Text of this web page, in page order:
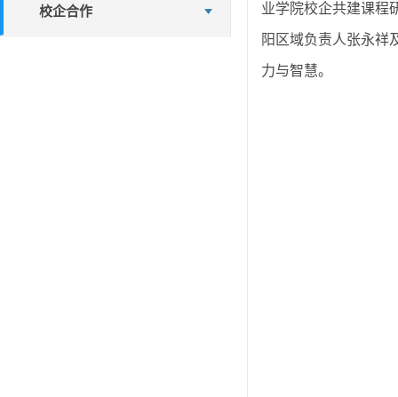
校企合作 业学院校企共建课程
阳区域负责人张永祥
力与智慧。